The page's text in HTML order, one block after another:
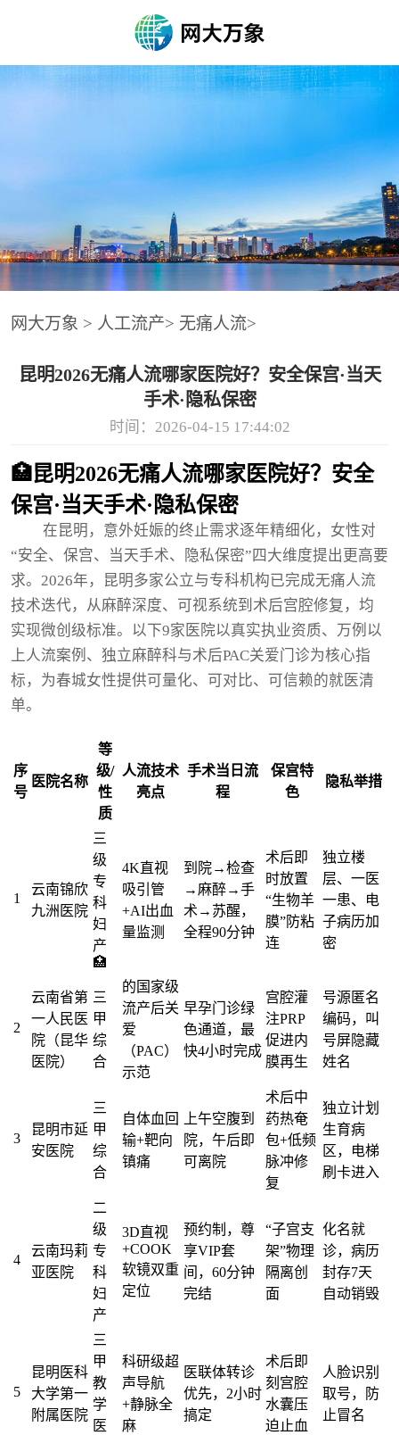
网大万象 > 人工流产> 无痛人流>
昆明2026无痛人流哪家医院好？安全保宫·当天
手术·隐私保密
时间：2026-04-15 17:44:02
🏥昆明2026无痛人流哪家医院好？安全
保宫·当天手术·隐私保密
在昆明，意外妊娠的终止需求逐年精细化，女性对
“安全、保宫、当天手术、隐私保密”四大维度提出更高要
求。2026年，昆明多家公立与专科机构已完成无痛人流
技术迭代，从麻醉深度、可视系统到术后宫腔修复，均
实现微创级标准。以下9家医院以真实执业资质、万例以
上人流案例、独立麻醉科与术后PAC关爱门诊为核心指
标，为春城女性提供可量化、可对比、可信赖的就医清
单。
序
号
医院名称
等
级/
性
质
人流技术
亮点
手术当日流
程
保宫特
色
隐私举措
1
云南锦欣
九洲医院
三
级
专
科
妇
产
🏥
4K直视
吸引管
+AI出血
量监测
到院→检查
→麻醉→手
术→苏醒，
全程90分钟
术后即
时放置
“生物羊
膜”防粘
连
独立楼
层、一医
一患、电
子病历加
密
2
云南省第
一人民医
院（昆华
医院）
三
甲
综
合
的国家级
流产后关
爱
（PAC）
示范
早孕门诊绿
色通道，最
快4小时完成
宫腔灌
注PRP
促进内
膜再生
号源匿名
编码，叫
号屏隐藏
姓名
3
昆明市延
安医院
三
甲
综
合
自体血回
输+靶向
镇痛
上午空腹到
院，午后即
可离院
术后中
药热奄
包+低频
脉冲修
复
独立计划
生育病
区，电梯
刷卡进入
4
云南玛莉
亚医院
二
级
专
科
妇
产
3D直视
+COOK
软镜双重
定位
预约制，尊
享VIP套
间，60分钟
完结
“子宫支
架”物理
隔离创
面
化名就
诊，病历
封存7天
自动销毁
5
昆明医科
大学第一
附属医院
三
甲
教
学
医
科研级超
声导航
+静脉全
麻
医联体转诊
优先，2小时
搞定
术后即
刻宫腔
水囊压
迫止血
人脸识别
取号，防
止冒名